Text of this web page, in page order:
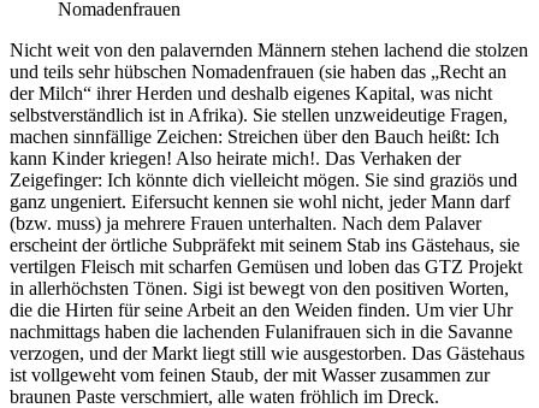
Nomadenfrauen
Nicht weit von den palavernden Männern stehen lachend die stolzen
und teils sehr hübschen Nomadenfrauen (sie haben das
Recht an
der Milch
ihrer Herden und deshalb eigenes Kapital, was nicht
selbstverständlich ist in Afrika). Sie stellen unzweideutige Fragen,
machen sinnfällige Zeichen: Streichen über den Bauch heißt: Ich
kann Kinder kriegen! Also heirate mich!. Das Verhaken der
Zeigefinger: Ich könnte dich vielleicht mögen. Sie sind graziös und
ganz ungeniert. Eifersucht kennen sie wohl nicht, jeder Mann darf
(bzw. muss) ja mehrere Frauen unterhalten. Nach dem Palaver
erscheint der örtliche Subpräfekt mit seinem Stab ins Gästehaus, sie
vertilgen Fleisch mit scharfen Gemüsen und loben das GTZ Projekt
in allerhöchsten Tönen. Sigi ist bewegt von den positiven Worten,
die die Hirten für seine Arbeit an den Weiden finden. Um vier Uhr
nachmittags haben die lachenden Fulanifrauen sich in die Savanne
verzogen, und der Markt liegt still wie ausgestorben. Das Gästehaus
ist vollgeweht vom feinen Staub, der mit Wasser zusammen zur
braunen Paste verschmiert, alle waten fröhlich im Dreck.